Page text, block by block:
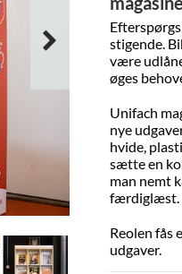
stigende.
være
øges
Unifach
nye
hvide,
sætte en
man nemt
færdiglæst.
Reolen fås
udgaver.